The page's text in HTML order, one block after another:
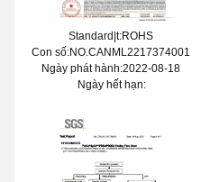
Standard|t:ROHS
Con số:NO.CANML2217374001
Ngày phát hành:2022-08-18
Ngày hết hạn: